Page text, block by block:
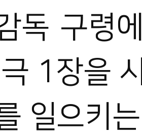
독 구령
1장을
일으키